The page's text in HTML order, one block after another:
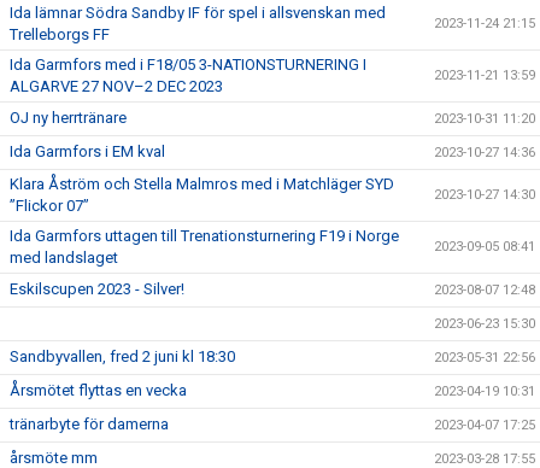
Ida lämnar Södra Sandby IF för spel i allsvenskan med
Trelleborgs FF
2023-11-24 21:15
Ida Garmfors med i F18/05 3-NATIONSTURNERING I
ALGARVE 27 NOV–2 DEC 2023
2023-11-21 13:59
OJ ny herrtränare 2023-10-31 11:20
Ida Garmfors i EM kval 2023-10-27 14:36
Klara Åström och Stella Malmros med i Matchläger SYD
”Flickor 07”
2023-10-27 14:30
Ida Garmfors uttagen till Trenationsturnering F19 i Norge
med landslaget
2023-09-05 08:41
Eskilscupen 2023 - Silver! 2023-08-07 12:48
2023-06-23 15:30
Sandbyvallen, fred 2 juni kl 18:30 2023-05-31 22:56
Årsmötet flyttas en vecka 2023-04-19 10:31
tränarbyte för damerna 2023-04-07 17:25
årsmöte mm 2023-03-28 17:55